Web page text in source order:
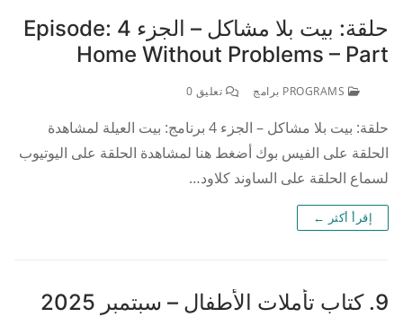
حلقة: بيت بلا مشاكل – الجزء 4 Episode:
Home Without Problems – Part
تعليق 0
حلقة: بيت بلا مشاكل – الجزء 4 برنامج: بيت العيلة لمشاهدة
الحلقة على الفيس بوك أضغط هنا لمشاهدة الحلقة على اليوتيوب
لسماع الحلقة على الساوند كلاود…
إقرأ أكثر ←
9. كتاب تأملات الأطفال – سبتمبر 2025